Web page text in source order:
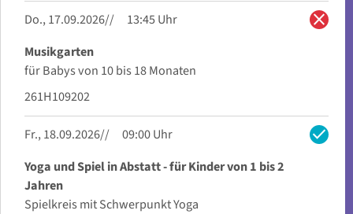
close
Do., 17.09.2026
13:45 Uhr
Musikgarten
für Babys von 10 bis 18 Monaten
261H109202
check
Fr., 18.09.2026
09:00 Uhr
Yoga und Spiel in Abstatt - für Kinder von 1 bis 2
Jahren
Spielkreis mit Schwerpunkt Yoga